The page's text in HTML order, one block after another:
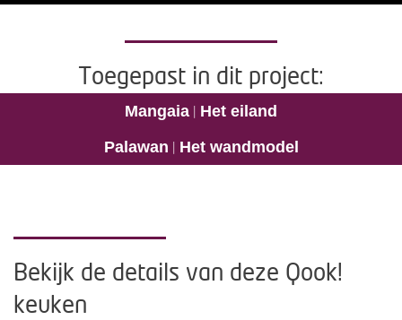
Toegepast in dit project:
Mangaia | Het eiland
Palawan | Het wandmodel
Bekijk de details van deze Qook!
keuken